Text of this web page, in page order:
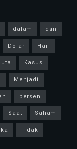
dalam
dan
Dolar
Hari
Kasus
Menjadi
persen
Saat
Saham
Tidak